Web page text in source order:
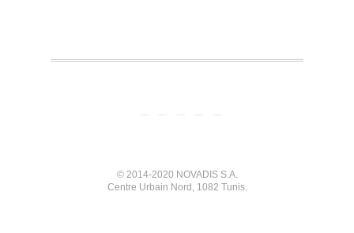
© 2014-2020 NOVADIS S.A.
Centre Urbain Nord, 1082 Tunis.